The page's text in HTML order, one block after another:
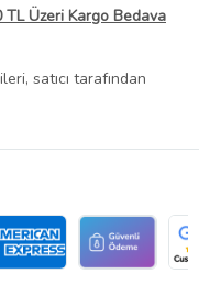
TL Üzeri Kargo Bedava
satıcı tarafından